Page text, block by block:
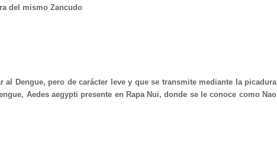
del mismo Zancudo
al Dengue, pero de carácter leve y que se transmite mediante la picadura
Aedes aegypti presente en Rapa Nui, donde se le conoce como Nao